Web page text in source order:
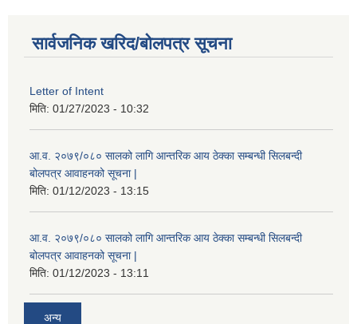
सार्वजनिक खरिद/बोलपत्र सूचना
Letter of Intent
मिति: 01/27/2023 - 10:32
आ.व. २०७९/०८० सालको लागि आन्तरिक आय ठेक्का सम्बन्धी सिलबन्दी
बोलपत्र आवाहनको सूचना |
मिति: 01/12/2023 - 13:15
आ.व. २०७९/०८० सालको लागि आन्तरिक आय ठेक्का सम्बन्धी सिलबन्दी
बोलपत्र आवाहनको सूचना |
मिति: 01/12/2023 - 13:11
अन्य